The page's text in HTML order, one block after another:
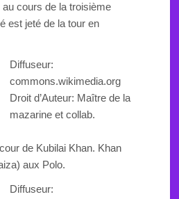
cours de la troisième
est jeté de la tour en
Diffuseur:
commons.wikimedia.org
Droit d’Auteur: Maître de la
mazarine et collab.
de Kubilai Khan. Khan
aux Polo.
Diffuseur: